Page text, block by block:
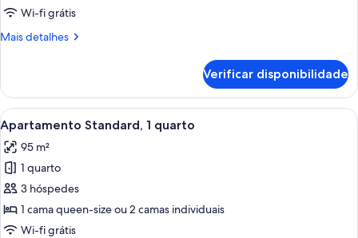
quartos
Wi-fi grátis
Mais detalhes
Mais
quarto:
Apartamento,
3
quartos
Verificar disponibilidade
Ver
todas
as
imagens
de
Apartamento
Standard,
Quarto de hotel com duas camas,
8
Apartamento Standard, 1 quarto
95 m²
1 quarto
3 hóspedes
1 cama queen-size ou 2 camas individuais
Wi-fi grátis